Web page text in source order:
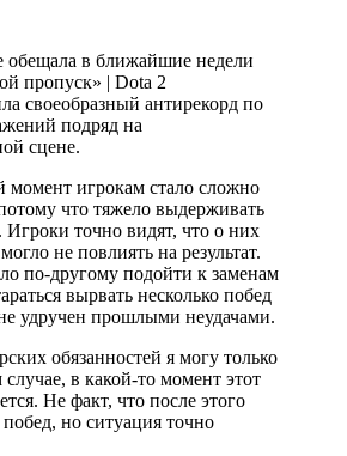
своеобразный антирекорд по
подряд на
сцене.
момент игрокам стало сложно
что тяжело выдерживать
Игроки точно видят, что о них
не повлиять на результат.
по-другому подойти к заменам
вырвать несколько побед
не удручен прошлыми неудачами.
обязанностей я могу только
в какой-то момент этот
Не факт, что после этого
побед, но ситуация точно